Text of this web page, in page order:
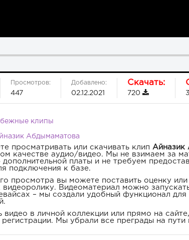
Просмотров:
447
Добавлено:
02.12.2021
Скачать:
720
клипы
Абдымаматова
просматривать или скачивать клип Айназик
качестве аудио/видео. Мы не взимаем за
платы и не требуем
подключения к базе.
просмотра вы можете поставить оценку или
видеоролику. Видеоматериал можно
– мы создали удобный функционал для
видео в личной коллекции или прямо на
Мы убрали все преграды на пути